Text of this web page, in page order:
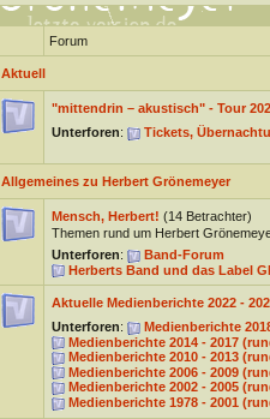
Forum
Aktuell
"mittendrin – akustisch" - Tour
Unterforen: Tickets,
Allgemeines zu Herbert Grönemeyer
Mensch, Herbert! (14 Betrachter)
Themen rund um Herbert
Unterforen:
Band-Forum
Herberts Band und das Label
Aktuelle Medienberichte 2022 -
Unterforen:
Medienberichte
Medienberichte 2014 - 2017
Medienberichte 2010 - 2013
Medienberichte 2006 - 2009
Medienberichte 2002 - 2005
Medienberichte 1978 - 2001